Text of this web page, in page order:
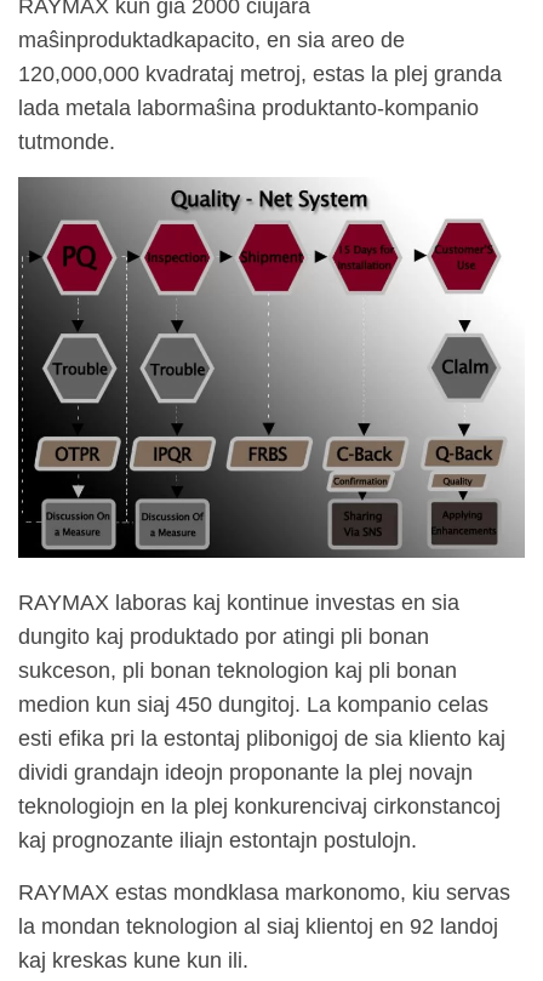
RAYMAX kun ĝia 2000 ĉiujara
maŝinproduktadkapacito, en sia areo de
120,000,000 kvadrataj metroj, estas la plej granda
lada metala labormaŝina produktanto-kompanio
tutmonde.
RAYMAX laboras kaj kontinue investas en sia
dungito kaj produktado por atingi pli bonan
sukceson, pli bonan teknologion kaj pli bonan
medion kun siaj 450 dungitoj. La kompanio celas
esti efika pri la estontaj plibonigoj de sia kliento kaj
dividi grandajn ideojn proponante la plej novajn
teknologiojn en la plej konkurencivaj cirkonstancoj
kaj prognozante iliajn estontajn postulojn.
RAYMAX estas mondklasa markonomo, kiu servas
la mondan teknologion al siaj klientoj en 92 landoj
kaj kreskas kune kun ili.